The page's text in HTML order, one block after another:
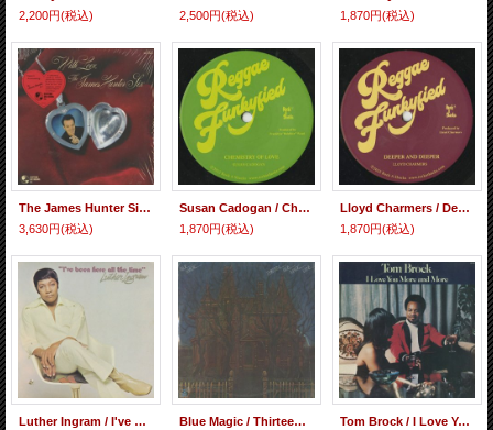
2,200円(税込)
2,500円(税込)
1,870円(税込)
The James Hunter Six / With Love (LP)
3,630円(税込)
Susan Cadogan / Chemistry Of Love (7inch)
1,870円(税込)
Lloyd Charmers / Deeper And Deeper (7inch)
1,870円(税込)
Luther Ingram / I've Been Here All The Time
Blue Magic / Thirteen Blue Magic Lane
Tom Brock / I Love You More And More